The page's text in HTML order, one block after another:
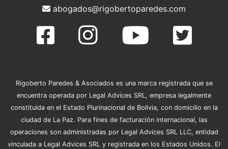
abogados@rigobertoparedes.com
Rigoberto Paredes & Asociados es una marca registrada que se
encuentra operada por Legal Advices SRL, empresa legalmente
constituida en el Estado Plurinacional de Bolivia, con domicilio en la
ciudad de La Paz. Para fines de facturación internacional, las
operaciones son administradas por Legal Advices SRL LLC, entidad
vinculada a Legal Advices SRL y registrada en los Estados Unidos. El